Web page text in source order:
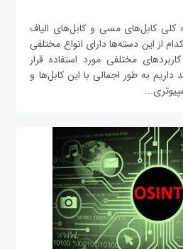
کلی کابل‌های مسی و کابل‌های الیاف
از این دسته‌ها دارای انواع مختلفی
مختلفی مورد استفاده قرار
به طور اجمالی با این کابل‌ها و